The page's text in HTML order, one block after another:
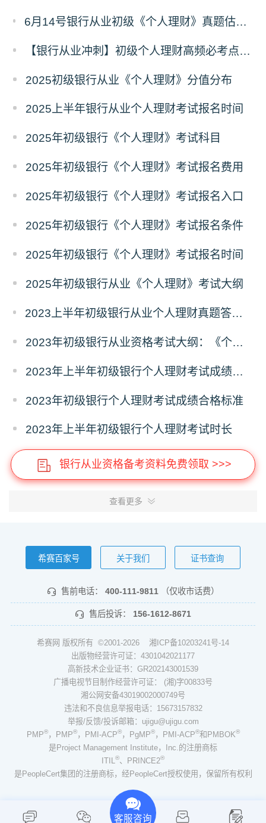
6月14号银行从业初级《个人理财》真题估分卷（考生回忆版）来袭！
【银行从业冲刺】初级个人理财高频必考点！核心知识速记指南
2025初级银行从业《个人理财》分值分布
2025上半年银行从业个人理财考试报名时间
2025年初级银行《个人理财》考试科目
2025年初级银行《个人理财》考试报名费用
2025年初级银行《个人理财》考试报名入口
2025年初级银行《个人理财》考试报名条件
2025年初级银行《个人理财》考试报名时间
2025年初级银行从业《个人理财》考试大纲
2023上半年初级银行从业个人理财真题答案（考后更新）
2023年初级银行从业资格考试大纲：《个人理财》
2023年上半年初级银行个人理财考试成绩合格标准
2023年初级银行个人理财考试成绩合格标准
2023年上半年初级银行个人理财考试时长
银行从业资格备考资料免费领取 >>>
查看更多
希赛百家号 关于我们 证书查询
售前电话： 400-111-9811 （仅收市话费）
售后投诉： 156-1612-8671
希赛网 版权所有 ©2001-2026 湘ICP备10203241号-14
出版物经营许可证：4301042021177
高新技术企业证书：GR202143001539
广播电视节目制作经营许可证： (湘)字00833号
湘公网安备43019002000749号
违法和不良信息举报电话：15673157832
举报/反馈/投诉邮箱：ujigu@ujigu.com
PMP®，PMP®，PMI-ACP®，PgMP®，PMI-ACP®和PMBOK®
是Project Management Institute，Inc.的注册商标
ITIL ®、PRINCE2®
是PeopleCert集团的注册商标，经PeopleCert授权使用，保留所有权利
客服咨询